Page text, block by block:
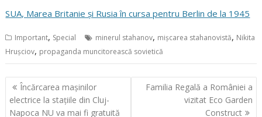
SUA, Marea Britanie și Rusia în cursa pentru Berlin de la 1945
Important, Special minerul stahanov, mișcarea stahanovistă, Nikita
Hrușciov, propaganda muncitorească sovietică
Navigare
în
Încărcarea mașinilor
electrice la stațiile din Cluj-
Napoca NU va mai fi gratuită
Familia Regală a României a
vizitat Eco Garden
Construct